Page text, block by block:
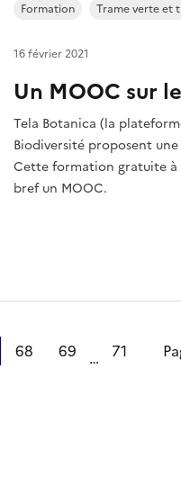
Un MOOC sur
Tela Botanica (la
Biodiversité proposent
Cette formation gratuite à
bref un MOOC.
Formation Trame verte et
16 février 2021
68 69 … 71